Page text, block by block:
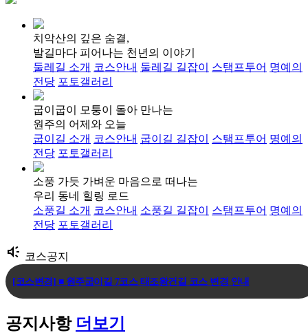
치악산의 깊은 숨결,
발길마다 피어나는 천년의 이야기
둘레길 소개 코스안내 둘레길 길잡이 스탬프투어 명예의
전당 포토갤러리
굽이굽이 모퉁이 돌아 만나는
원주의 어제와 오늘
굽이길 소개 코스안내 굽이길 길잡이 스탬프투어 명예의
전당 포토갤러리
소풍 가듯 가벼운 마음으로 떠나는
우리 동네 힐링 로드
소풍길 소개 코스안내 소풍길 길잡이 스탬프투어 명예의
전당 포토갤러리
brand_awareness 코스공지
[코스변경] ■ 원주굽이길 7코스 태조왕건길 코스 변경 안내
[코스변경] ■ 원주굽이길 3코스 회촌달맞이길
[임시코스변경] ■ 원주굽이길 18코스 반계리은행나무길 임시노선 및 스
공지사항 더보기